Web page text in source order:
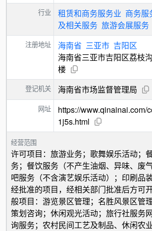
行业 租赁和商务服务业 商务服
及相关服务 旅游会展服务
注册地址 海南省 三亚市 吉阳区
海南省三亚市吉阳区荔枝
楼
登记机关 海南省市场监督管理局
网址
https://www.qinainai.com/
1j5s.html
经营范围
许可项目：旅游业务；歌舞娱乐活动；
务；餐饮服务（不产生油烟、异味、废
吧服务（不含演艺娱乐活动）；印刷品
经批准的项目，经相关部门批准后方可
般项目：游览景区管理；名胜风景区管
策划咨询；休闲观光活动；旅行社服务
询服务；农村民间工艺及制品、休闲农